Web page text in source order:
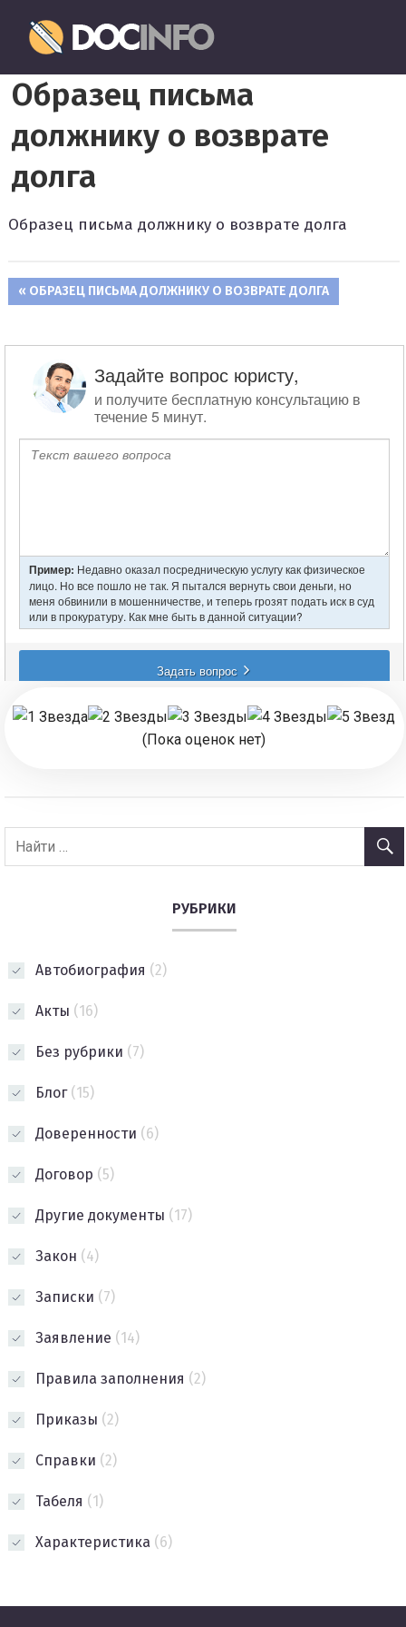
перейти
к
содержимому
оформление
и
заполнение
документов
Образец письма
должнику о возврате
долга
Образец письма должнику о возврате долга
Навигация
по
записям
ПРЕДЫДУЩАЯ
ОБРАЗЕЦ ПИСЬМА ДОЛЖНИКУ О ВОЗВРАТЕ ДОЛГА
(Пока оценок нет)
РУБРИКИ
Автобиография (2)
Акты (16)
Без рубрики (7)
Блог(15)
Доверенности (6)
Договор (5)
Другие документы (17)
Закон (4)
Записки (7)
Заявление (14)
Правила заполнения (2)
Приказы (2)
Справки (2)
Табеля (1)
Характеристика (6)